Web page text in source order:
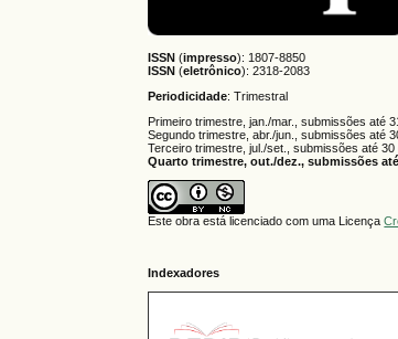
ISSN (impresso): 1807-8850
ISSN (eletrônico):2318-2083
Periodicidade: Trimestral
Primeiro trimestre, jan./mar., submissões até
Segundo trimestre, abr./jun., submissões até
Terceiro trimestre, jul./set., submissões até
Quarto trimestre, out./dez., submissões
Este obra está licenciado com uma Licença
Indexadores